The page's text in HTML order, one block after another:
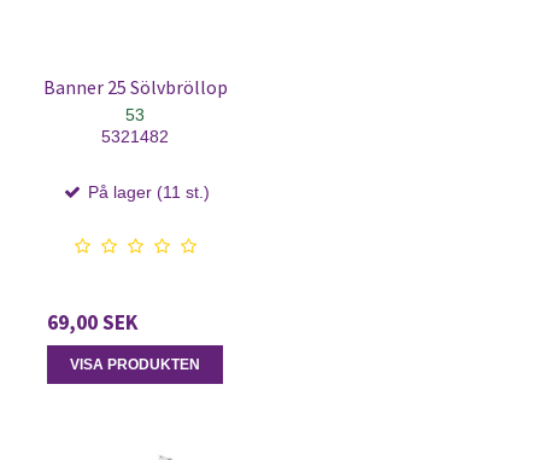
Banner 25 Sölvbröllop
53
5321482
På lager (11 st.)
69,00 SEK
VISA PRODUKTEN